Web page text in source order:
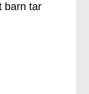
barn tar